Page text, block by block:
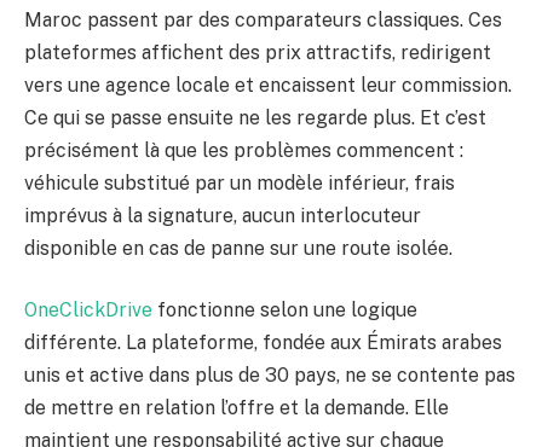
Maroc passent par des comparateurs classiques. Ces
plateformes affichent des prix attractifs, redirigent
vers une agence locale et encaissent leur commission.
Ce qui se passe ensuite ne les regarde plus. Et c’est
précisément là que les problèmes commencent :
véhicule substitué par un modèle inférieur, frais
imprévus à la signature, aucun interlocuteur
disponible en cas de panne sur une route isolée.
OneClickDrive fonctionne selon une logique
différente. La plateforme, fondée aux Émirats arabes
unis et active dans plus de 30 pays, ne se contente pas
de mettre en relation l’offre et la demande. Elle
maintient une responsabilité active sur chaque